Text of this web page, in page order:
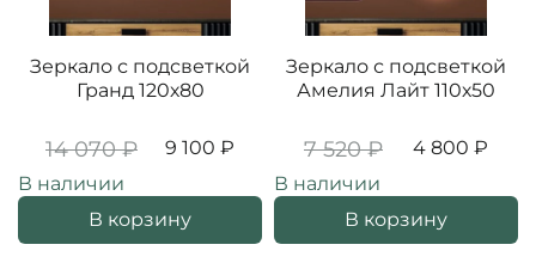
Зеркало с подсветкой
Гранд 120х80
14 070 ₽
9 100 ₽
В наличии
В корзину
Зеркало с подсветкой
Амелия Лайт 110х50
7 520 ₽
4 800 ₽
В наличии
В корзину